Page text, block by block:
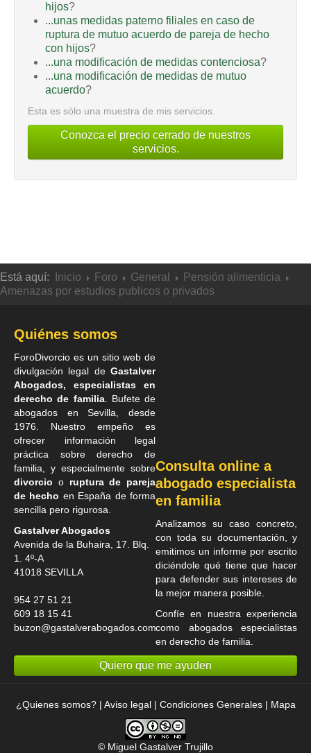
hijos?
...unas medidas paterno filiales en caso de
ruptura de mutuo acuerdo de pareja de hecho
con hijos?
...una modificación de medidas contenciosa?
...una modificación de medidas de mutuo
acuerdo?
Esta es sólo una muestra de mis servicios.
Conozca el precio cerrado de nuestros
servicios.
Está aquí: Inicio Foro General
Pensión alimenticia
Amenazas por estudios publicos o privados
Quiénes somos
ForoDivorcio es un sitio web de
divulgación legal de Gastalver
Abogados, especialistas en
derecho de familia. Bufete de
abogados en Sevilla, desde
1976. Nuestro empeño es
ofrecer información legal
práctica sobre derecho de
familia, y especialmente sobre
divorcio o ruptura de pareja
de hecho en España de forma
sencilla pero rigurosa.
Gastalver Abogados
Avenida de la Buhaira, 17. Blq.
1. 4º-A
41018 SEVILLA
954 27 51 21
609 18 15 41
buzon@gastalverabogados.com
Consulta online a
abogado especialista
en familia
Analizamos su caso concreto,
con toda su documentación, y
emitimos un informe por escrito
diciéndole qué tiene que hacer
para defender sus intereses de
la mejor manera posible.
Confíe en nuestra experiencia
como abogados especialistas
en derecho de familia.
Quiero que me ayuden
¿Quienes somos?| Aviso legal| Condiciones Generales| Mapa
© Miguel Gastalver Trujillo